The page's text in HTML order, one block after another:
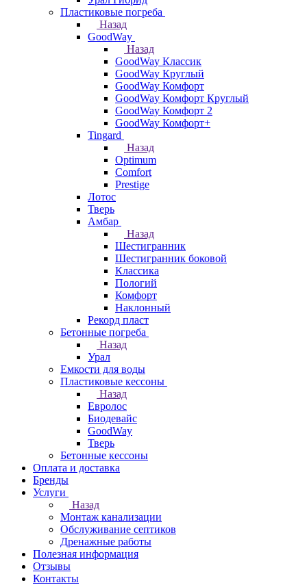
Пластиковые погреба
Назад
GoodWay
Назад
GoodWay Классик
GoodWay Круглый
GoodWay Комфорт
GoodWay Комфорт Круглый
GoodWay Комфорт 2
GoodWay Комфорт+
Tingard
Назад
Optimum
Comfort
Prestige
Лотос
Тверь
Амбар
Назад
Шестигранник
Шестигранник боковой
Классика
Пологий
Комфорт
Наклонный
Рекорд пласт
Бетонные погреба
Назад
Урал
Емкости для воды
Пластиковые кессоны
Назад
Евролос
Биодевайс
GoodWay
Тверь
Бетонные кессоны
Оплата и доставка
Бренды
Услуги
Назад
Монтаж канализации
Обслуживание септиков
Дренажные работы
Полезная информация
Отзывы
Контакты